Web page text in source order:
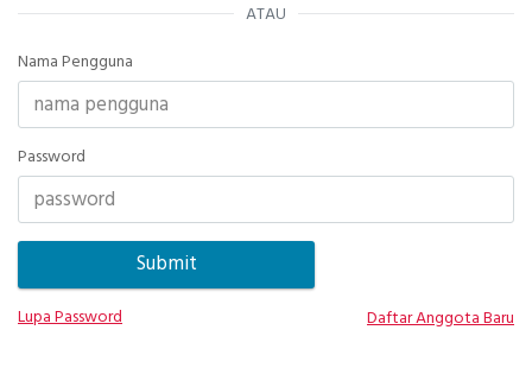
ATAU
Nama Pengguna
Password
Lupa Password Daftar Anggota Baru